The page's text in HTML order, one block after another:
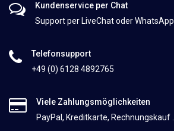
Kundenservice per Chat
Support per LiveChat oder WhatsApp
Telefonsupport
+49 (0) 6128 4892765
Viele Zahlungsmöglichkeiten
PayPal, Kreditkarte, Rechnungskauf ...